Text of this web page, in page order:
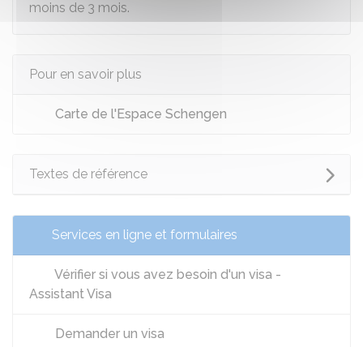
moins de 3 mois.
Pour en savoir plus
Carte de l'Espace Schengen
Textes de référence
Services en ligne et formulaires
Vérifier si vous avez besoin d'un visa -
Assistant Visa
Demander un visa